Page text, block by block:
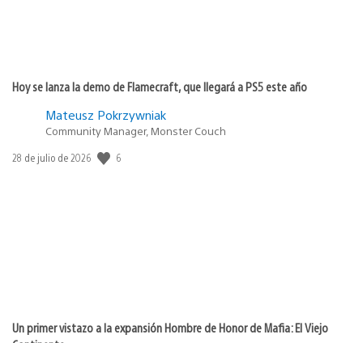
Hoy se lanza la demo de Flamecraft, que llegará a PS5 este año
Mateusz Pokrzywniak
Community Manager, Monster Couch
Fecha
28 de julio de 2026 6
Un primer vistazo a la expansión Hombre de Honor de Mafia: El Viejo